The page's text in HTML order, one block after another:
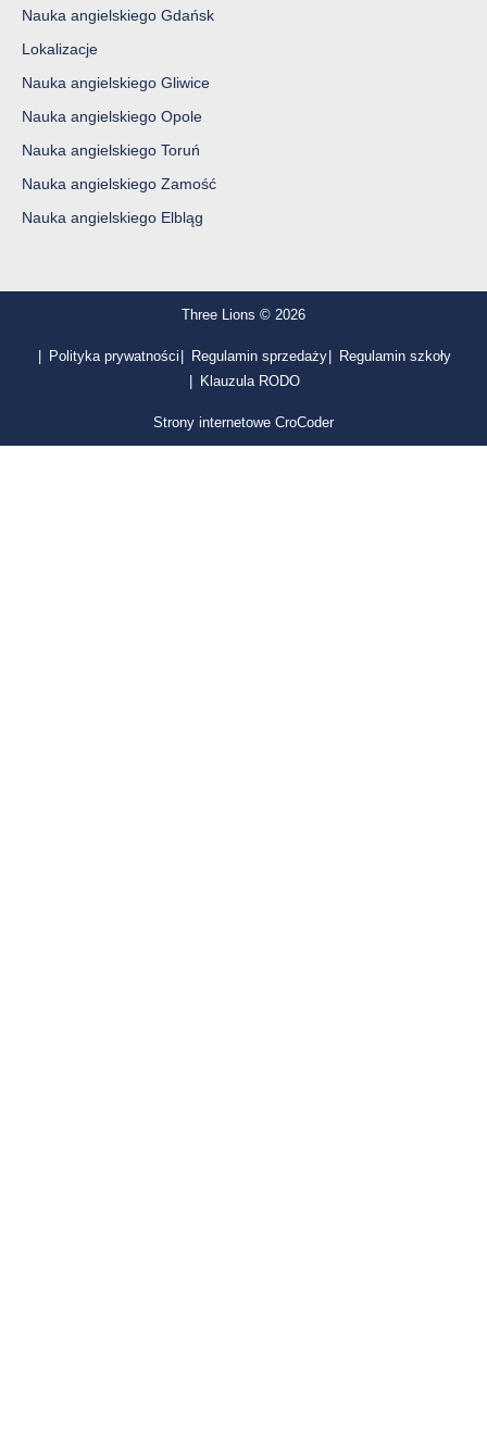
Nauka angielskiego Gdańsk
Lokalizacje
Nauka angielskiego Gliwice
Nauka angielskiego Opole
Nauka angielskiego Toruń
Nauka angielskiego Zamość
Nauka angielskiego Elbląg
Three Lions © 2026
Polityka prywatności Regulamin sprzedaży
Regulamin szkoły
Klauzula RODO
Strony internetowe CroCoder